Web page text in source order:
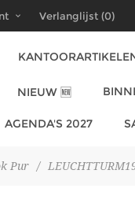
Verlanglijst (0)
NIEUW 🆕
AGENDA'S 2027
Pur /